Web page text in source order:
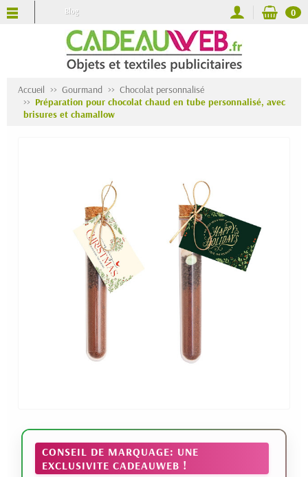
Blog 0
Accueil Gourmand
Chocolat personnalisé
Préparation pour chocolat chaud en tube personnalisé, avec
brisures et chamallow
CONSEIL DE MARQUAGE: UNE
EXCLUSIVITE CADEAUWEB !